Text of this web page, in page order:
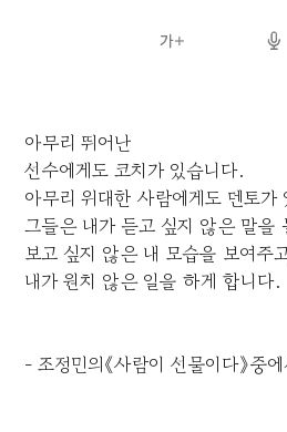
아무리 뛰어난
선수에게도 코치가 있습니다.
아무리 위대한 사람에게도 멘토가
그들은 내가 듣고 싶지 않은 말을
보고 싶지 않은 내 모습을 보여주
내가 원치 않은 일을 하게 합니다.
- 조정민의《사람이 선물이다》중